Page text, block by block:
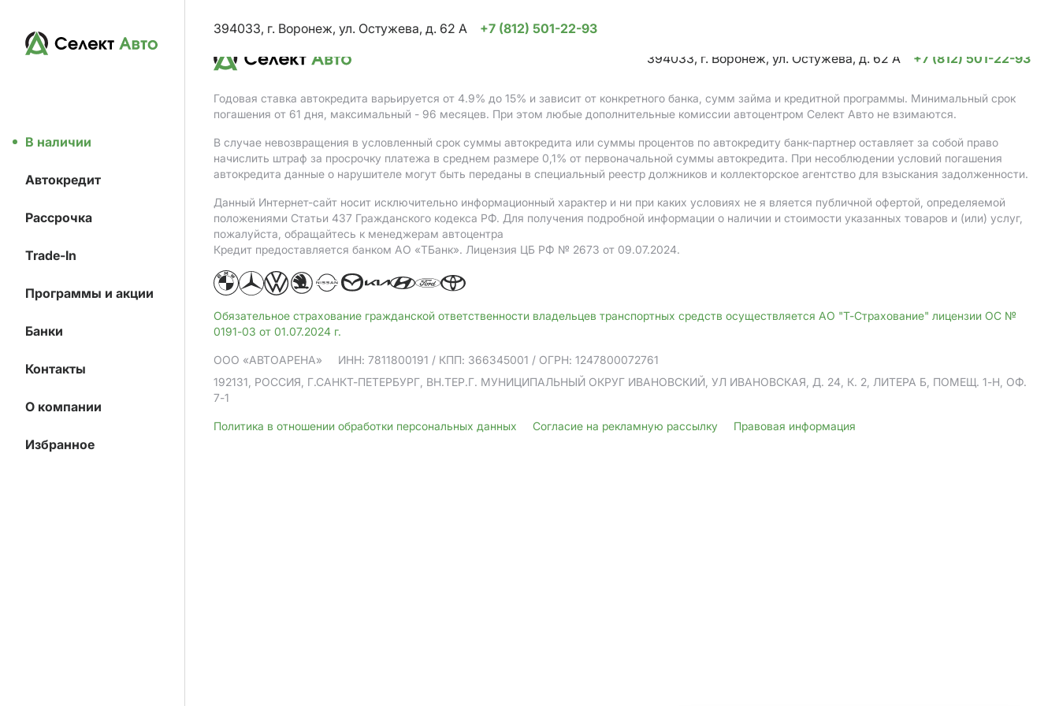
В наличии
Автокредит
Рассрочка
Trade-In
Программы и акции
Банки
Контакты
О компании
Избранное
394033, г. Воронеж, ул. Остужева, д. 62 А
+7 (812) 501-22-93
394033, г. Воронеж, ул. Остужева, д. 62 А
+7 (812) 501-22-93
Годовая ставка автокредита варьируется от 4.9% до 15% и зависит от конкретного банка, сумм займа и кредитной программы. Минимальный срок
погашения от 61 дня, максимальный - 96 месяцев. При этом любые дополнительные комиссии автоцентром Селект Авто не взимаются.
В случае невозвращения в условленный срок суммы автокредита или суммы процентов по автокредиту банк-партнер оставляет за собой право
начислить штраф за просрочку платежа в среднем размере 0,1% от первоначальной суммы автокредита. При несоблюдении условий погашения
автокредита данные о нарушителе могут быть переданы в специальный реестр должников и коллекторское агентство для взыскания задолженности.
Данный Интернет-сайт носит исключительно информационный характер и ни при каких условиях не я вляется публичной офертой, определяемой
положениями Статьи 437 Гражданского кодекса РФ. Для получения подробной информации о наличии и стоимости указанных товаров и (или) услуг,
пожалуйста, обращайтесь к менеджерам автоцентра
Кредит предоставляется банком АO «ТБанк». Лицензия ЦБ РФ № 2673 от 09.07.2024.
Обязательное страхование гражданской ответственности владельцев транспортных средств осуществляется АО "Т-Страхование" лицензии ОС №
0191-03 от 01.07.2024 г.
ООО «АВТОАРЕНА» ИНН: 7811800191 / КПП: 366345001 / ОГРН: 1247800072761
192131, РОССИЯ, Г.САНКТ-ПЕТЕРБУРГ, ВН.ТЕР.Г. МУНИЦИПАЛЬНЫЙ ОКРУГ ИВАНОВСКИЙ, УЛ ИВАНОВСКАЯ, Д. 24, К. 2, ЛИТЕРА Б, ПОМЕЩ. 1-Н, ОФ.
7-1
Политика в отношении обработки персональных данных Согласие на рекламную рассылку Правовая информация